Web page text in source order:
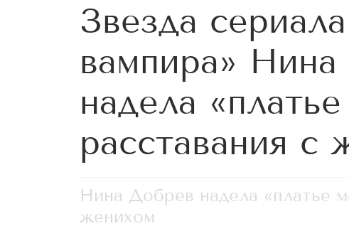
Звезда
вампира»
надела
расставания с
Нина Добрев надела «платье
женихом